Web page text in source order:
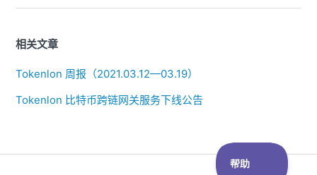
相关文章
Tokenlon 周报（2021.03.12—03.19）
Tokenlon 比特币跨链网关服务下线公告